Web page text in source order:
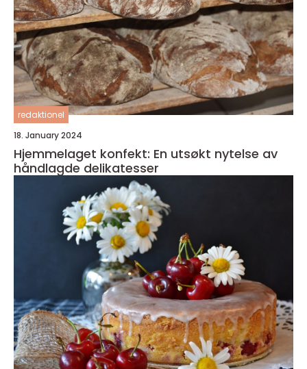
redaktionel
18. January 2024
Hjemmelaget konfekt: En utsøkt nytelse av
håndlagde delikatesser